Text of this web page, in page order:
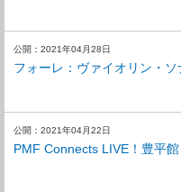
公開：2021年04月28日
フォーレ：ヴァイオリン・ソ
公開：2021年04月22日
PMF Connects LIVE！豊平館